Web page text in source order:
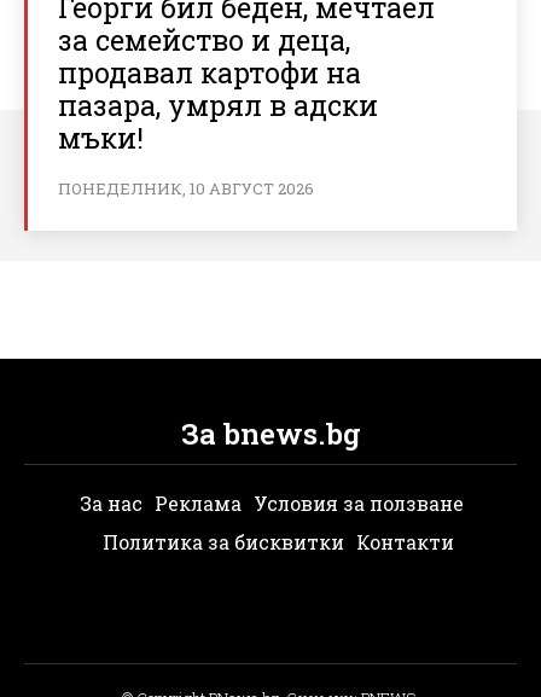
Георги бил беден, мечтаел
за семейство и деца,
продавал картофи на
пазара, умрял в адски
мъки!
ПОНЕДЕЛНИК, 10 АВГУСТ 2026
За bnews.bg
За нас Реклама Условия за ползване
Политика за бисквитки Контакти